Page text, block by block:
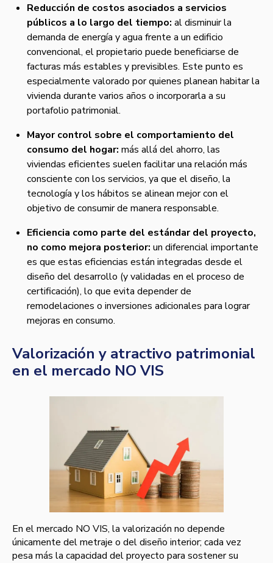
Reducción de costos asociados a servicios
públicos a lo largo del tiempo: al disminuir la
demanda de energía y agua frente a un edificio
convencional, el propietario puede beneficiarse de
facturas más estables y previsibles. Este punto es
especialmente valorado por quienes planean habitar la
vivienda durante varios años o incorporarla a su
portafolio patrimonial.
Mayor control sobre el comportamiento del
consumo del hogar: más allá del ahorro, las
viviendas eficientes suelen facilitar una relación más
consciente con los servicios, ya que el diseño, la
tecnología y los hábitos se alinean mejor con el
objetivo de consumir de manera responsable.
Eficiencia como parte del estándar del proyecto,
no como mejora posterior: un diferencial importante
es que estas eficiencias están integradas desde el
diseño del desarrollo (y validadas en el proceso de
certificación), lo que evita depender de
remodelaciones o inversiones adicionales para lograr
mejoras en consumo.
Valorización y atractivo patrimonial
en el mercado NO VIS
En el mercado NO VIS, la valorización no depende
únicamente del metraje o del diseño interior; cada vez
pesa más la capacidad del proyecto para sostener su